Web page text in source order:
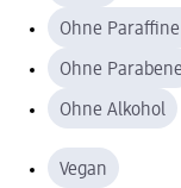
Ohne
Ohne Parabene
Ohne Alkohol
Vegan